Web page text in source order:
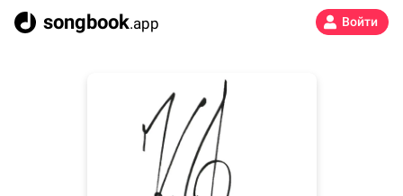
songbook.app Войти